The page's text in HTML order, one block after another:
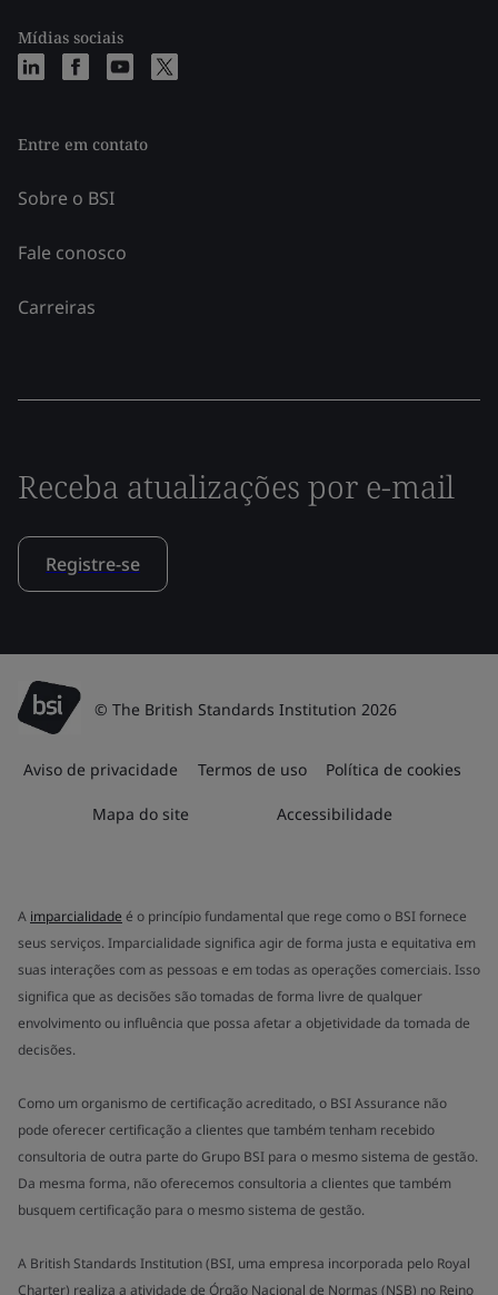
Mídias sociais
Entre em contato
Sobre o BSI
Fale conosco
Carreiras
Receba atualizações por e-mail
Registre-se
© The British Standards Institution 2026
Aviso de privacidade Termos de uso Política de cookies
Mapa do site Accessibilidade
A imparcialidade é o princípio fundamental que rege como o BSI fornece
seus serviços. Imparcialidade significa agir de forma justa e equitativa em
suas interações com as pessoas e em todas as operações comerciais. Isso
significa que as decisões são tomadas de forma livre de qualquer
envolvimento ou influência que possa afetar a objetividade da tomada de
decisões.
Como um organismo de certificação acreditado, o BSI Assurance não
pode oferecer certificação a clientes que também tenham recebido
consultoria de outra parte do Grupo BSI para o mesmo sistema de gestão.
Da mesma forma, não oferecemos consultoria a clientes que também
busquem certificação para o mesmo sistema de gestão.
A British Standards Institution (BSI, uma empresa incorporada pelo Royal
Charter) realiza a atividade de Órgão Nacional de Normas (NSB) no Reino